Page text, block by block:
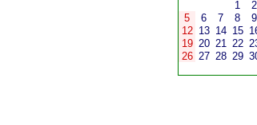
1
2
5
6 7 8 9
12 13 14 15
19 20 21 22
26 27 28 29